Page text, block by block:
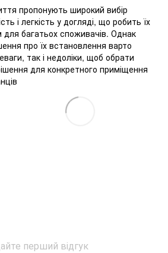
пропонують широкий вибір
і легкість у догляді, що робить їх
багатьох споживачів. Однак
про їх встановлення варто
так і недоліки, щоб обрати
для конкретного приміщення
перший відгук